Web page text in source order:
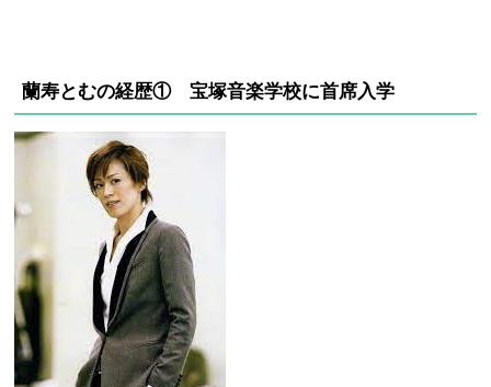
蘭寿とむの経歴① 宝塚音楽学校に首席入学